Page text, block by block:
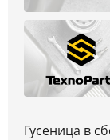
Гусеница в